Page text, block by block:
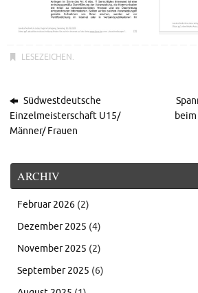
LESEZEICHEN.
Südwestdeutsche
Einzelmeisterschaft U15/
Männer/ Frauen
ARCHIV
Februar 2026 (2)
Dezember 2025 (4)
November 2025 (2)
September 2025 (6)